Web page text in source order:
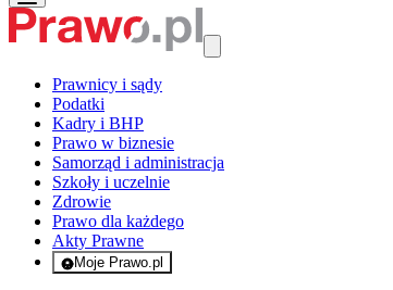
Prawnicy i sądy
Podatki
Kadry i BHP
Prawo w biznesie
Samorząd i administracja
Szkoły i uczelnie
Zdrowie
Prawo dla każdego
Akty Prawne
Moje Prawo.pl
- rejestracja i logowanie do serwisu